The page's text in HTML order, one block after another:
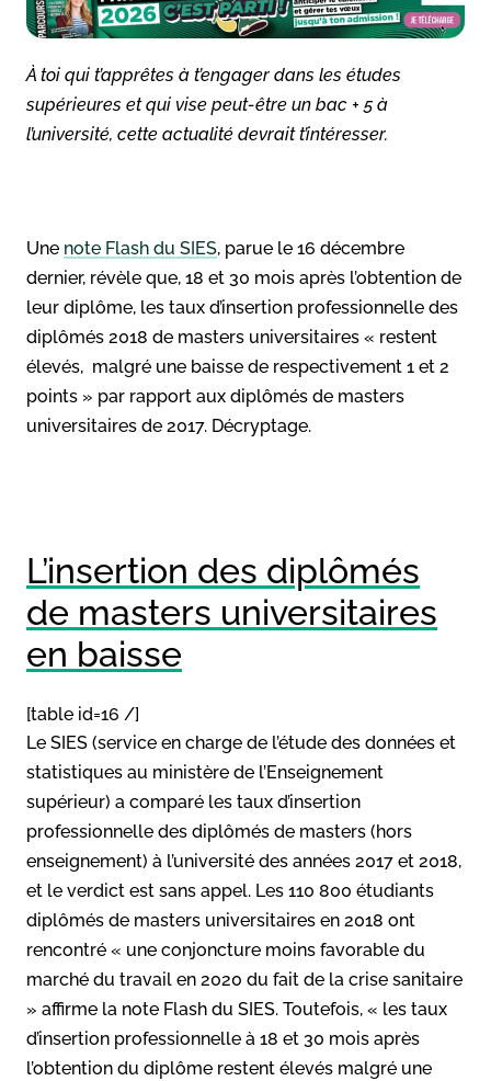
À toi qui t’apprêtes à t’engager dans les études
supérieures et qui vise peut-être un bac + 5 à
l’université, cette actualité devrait t’intéresser.
Une note Flash du SIES, parue le 16 décembre
dernier, révèle que, 18 et 30 mois après l’obtention de
leur diplôme, les taux d’insertion professionnelle des
diplômés 2018 de masters universitaires « restent
élevés, malgré une baisse de respectivement 1 et 2
points » par rapport aux diplômés de masters
universitaires de 2017. Décryptage.
L’insertion des diplômés
de masters universitaires
en baisse
[table id=16 /]
Le SIES (service en charge de l’étude des données et
statistiques au ministère de l’Enseignement
supérieur) a comparé les taux d’insertion
professionnelle des diplômés de masters (hors
enseignement) à l’université des années 2017 et 2018,
et le verdict est sans appel. Les 110 800 étudiants
diplômés de masters universitaires en 2018 ont
rencontré « une conjoncture moins favorable du
marché du travail en 2020 du fait de la crise sanitaire
» affirme la note Flash du SIES. Toutefois, « les taux
d’insertion professionnelle à 18 et 30 mois après
l’obtention du diplôme restent élevés malgré une